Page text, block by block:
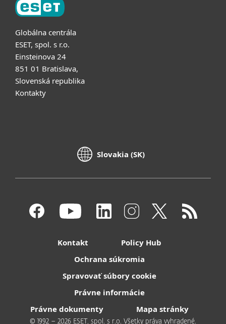
Globálna centrála
ESET, spol. s r.o.
Einsteinova 24
851 01 Bratislava,
Slovenská republika
Kontakty
Slovakia (SK)
Kontakt
Policy Hub
Ochrana súkromia
Spravovať súbory cookie
Právne informácie
Právne dokumenty
Mapa stránky
© 1992 – 2026 ESET, spol. s r.o. Všetky práva vyhradené.